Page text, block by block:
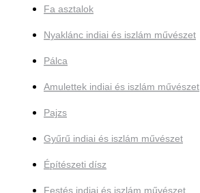
Fa asztalok
Nyaklánc indiai és iszlám művészet
Pálca
Amulettek indiai és iszlám művészet
Pajzs
Gyűrű indiai és iszlám művészet
Építészeti dísz
Festés indiai és iszlám művészet